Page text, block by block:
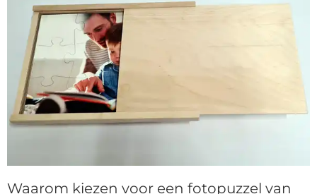
Waarom kiezen voor een fotopuzzel van